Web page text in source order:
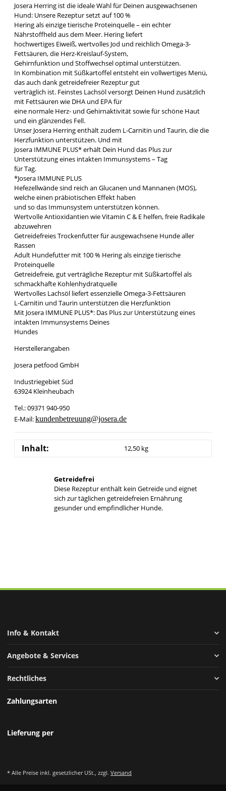
Josera Herring ist die ideale Wahl für Deinen ausgewachsenen
Hund: Unsere Rezeptur setzt auf 100 %
Hering als einzige tierische Proteinquelle – ein echter
Nährstoffheld aus dem Meer. Hering liefert
hochwertiges Eiweiß, wertvolles Jod und reichlich Omega-3-
Fettsäuren, die Herz-Kreislauf-System,
Gehirnfunktion und Stoffwechsel optimal unterstützen.
In Kombination mit Süßkartoffel entsteht ein vollwertiges Menü,
das auch dank getreidefreier Rezeptur gut
verträglich ist. Feinstes Lachsöl versorgt Deinen Hund zusätzlich
mit Fettsäuren wie DHA und EPA für
eine normale Herz- und Gehirnaktivität sowie für schöne Haut
und ein glänzendes Fell.
Unser Josera Herring enthält zudem L-Carnitin und Taurin, die die
Herzfunktion unterstützen. Und mit
Josera IMMUNE PLUS* erhält Dein Hund das Plus zur
Unterstützung eines intakten Immunsystems – Tag
für Tag.
*Josera IMMUNE PLUS
Hefezellwände sind reich an Glucanen und Mannanen (MOS),
welche einen präbiotischen Effekt haben
und so das Immunsystem unterstützen können.
Wertvolle Antioxidantien wie Vitamin C & E helfen, freie Radikale
abzuwehren
Getreidefreies Trockenfutter für ausgewachsene Hunde aller
Rassen
Adult Hundefutter mit 100 % Hering als einzige tierische
Proteinquelle
Getreidefreie, gut verträgliche Rezeptur mit Süßkartoffel als
schmackhafte Kohlenhydratquelle
Wertvolles Lachsöl liefert essenzielle Omega-3-Fettsäuren
L-Carnitin und Taurin unterstützen die Herzfunktion
Mit Josera IMMUNE PLUS*: Das Plus zur Unterstützung eines
intakten Immunsystems Deines
Hundes
Herstellerangaben
Josera petfood GmbH
Industriegebiet Süd
63924 Kleinheubach
Tel.: 09371 940-950
E-Mail:kundenbetreuung@josera.de
Inhalt: 12,50 kg
Getreidefrei
Diese Rezeptur enthält kein Getreide und eignet
sich zur täglichen getreidefreien Ernährung
gesunder und empfindlicher Hunde.
Info & Kontakt
Angebote & Services
Rechtliches
Zahlungsarten
Lieferung per
* Alle Preise inkl. gesetzlicher USt., zzgl. Versand